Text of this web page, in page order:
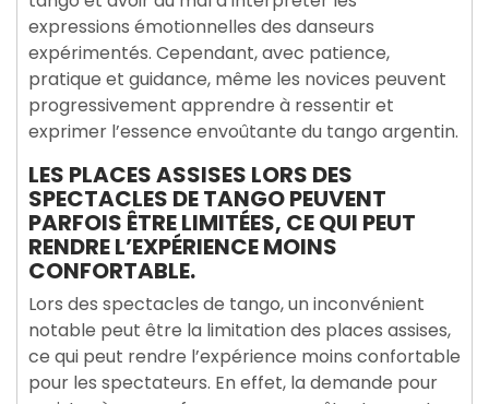
expressions émotionnelles des danseurs
expérimentés. Cependant, avec patience,
pratique et guidance, même les novices peuvent
progressivement apprendre à ressentir et
exprimer l’essence envoûtante du tango argentin.
LES PLACES ASSISES LORS DES
SPECTACLES DE TANGO PEUVENT
PARFOIS ÊTRE LIMITÉES, CE QUI PEUT
RENDRE L’EXPÉRIENCE MOINS
CONFORTABLE.
Lors des spectacles de tango, un inconvénient
notable peut être la limitation des places assises,
ce qui peut rendre l’expérience moins confortable
pour les spectateurs. En effet, la demande pour